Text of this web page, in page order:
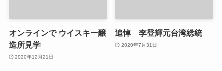
オンラインで ウイスキー醸
造所見学
2020年12月21日
追悼 李登輝元台湾総統
2020年7月31日